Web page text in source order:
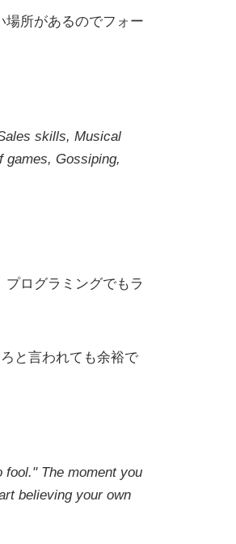
場所があるのでフォー
skills, Musical
games, Gossiping,
ログラミングでもラ
と言われても余裕で
fool." The moment you
believing your own